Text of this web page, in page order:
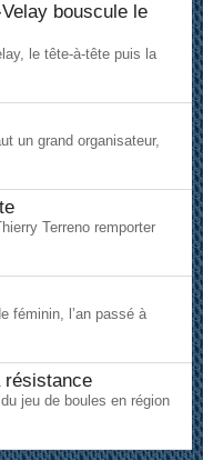
bouscule le
le tête-à-tête puis la
un grand organisateur,
Terreno remporter
féminin, l’an passé à
résistance
jeu de boules en région